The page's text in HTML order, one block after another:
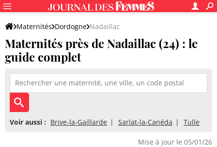
Maternités Dordogne Nadaillac
Maternités près de Nadaillac (24) : le
guide complet
Voir aussi : Brive-la-Gaillarde Sarlat-la-Canéda Tulle
Mise à jour le 05/01/26